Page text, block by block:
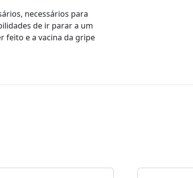
necessários para
de ir parar a um
feito e a vacina da gripe